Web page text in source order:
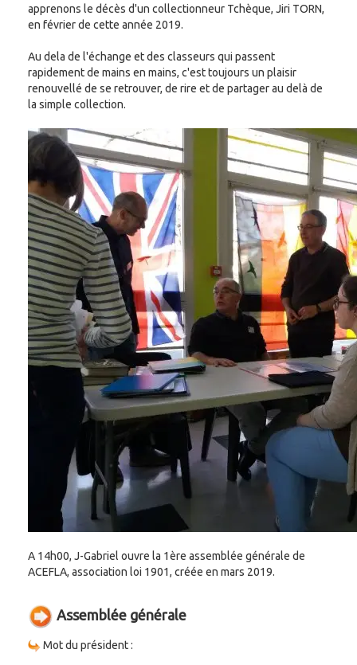
apprenons le décès d'un collectionneur Tchèque, Jiri TORN,
en février de cette année 2019.
Au dela de l'échange et des classeurs qui passent
rapidement de mains en mains, c'est toujours un plaisir
renouvellé de se retrouver, de rire et de partager au delà de
la simple collection.
A 14h00, J-Gabriel ouvre la 1ère assemblée générale de
ACEFLA, association loi 1901, créée en mars 2019.
Assemblée générale
Mot du président :